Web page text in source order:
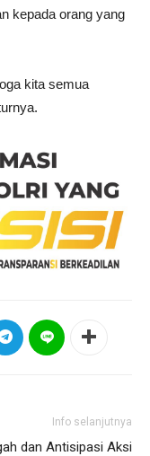
kepada orang yang
kita semua
Info selanjutnya
dan Antisipasi Aksi